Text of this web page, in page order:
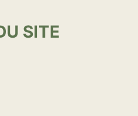
SITE